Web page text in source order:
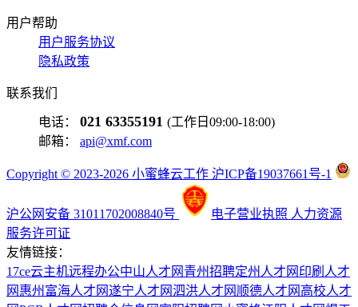
用户帮助
用户服务协议
隐私政策
联系我们
电话： 021 63355191 (工作日09:00-18:00)
邮箱： api@xmf.com
Copyright © 2023-2026 小蜜蜂云工作 沪ICP备19037661号-1
沪公网安备 31011702008840号 电子营业执照 人力资源
服务许可证
友情链接：
17ce云主机远程办公中山人才网 青州招聘定州人才网 印刷人才
网 惠州富海人才网遂宁人才网泗洪人才网 顺德人才网 高校人才